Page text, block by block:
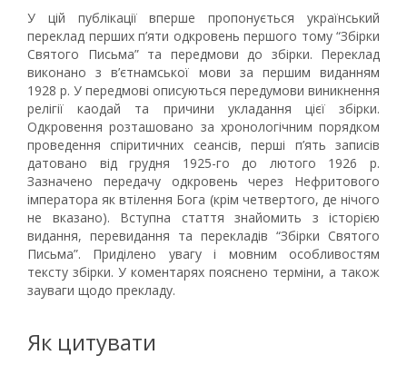
У цій публікації вперше пропонується український
переклад перших п’яти одкровень першого тому “Збірки
Святого Письма” та передмови до збірки. Переклад
виконано з в’єтнамської мови за першим виданням
1928 р. У передмові описуються передумови виникнення
релігії каодай та причини укладання цієї збірки.
Одкровення розташовано за хронологічним порядком
проведення спіритичних сеансів, перші п’ять записів
датовано від грудня 1925-го до лютого 1926 р.
Зазначено передачу одкровень через Нефритового
імператора як втілення Бога (крім четвертого, де нічого
не вказано). Вступна стаття знайомить з історією
видання, перевидання та перекладів “Збірки Святого
Письма”. Приділено увагу і мовним особливостям
тексту збірки. У коментарях пояснено терміни, а також
зауваги щодо прекладу.
Як цитувати